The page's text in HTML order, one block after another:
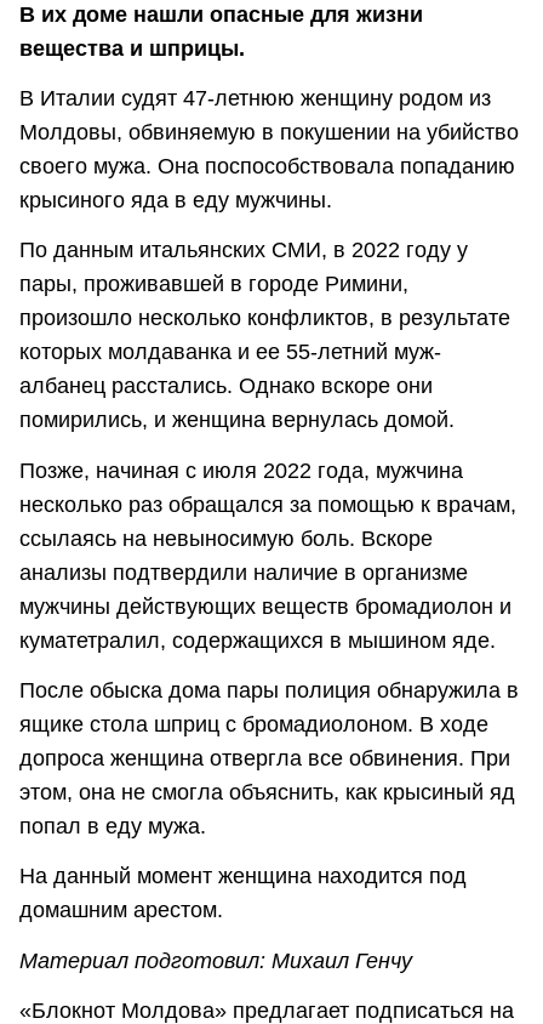
В их доме нашли опасные для жизни
вещества и шприцы.
В Италии судят 47-летнюю женщину родом из
Молдовы, обвиняемую в покушении на убийство
своего мужа. Она поспособствовала попаданию
крысиного яда в еду мужчины.
По данным итальянских СМИ, в 2022 году у
пары, проживавшей в городе Римини,
произошло несколько конфликтов, в результате
которых молдаванка и ее 55-летний муж-
албанец расстались. Однако вскоре они
помирились, и женщина вернулась домой.
Позже, начиная с июля 2022 года, мужчина
несколько раз обращался за помощью к врачам,
ссылаясь на невыносимую боль. Вскоре
анализы подтвердили наличие в организме
мужчины действующих веществ бромадиолон и
куматетралил, содержащихся в мышином яде.
После обыска дома пары полиция обнаружила в
ящике стола шприц с бромадиолоном. В ходе
допроса женщина отвергла все обвинения. При
этом, она не смогла объяснить, как крысиный яд
попал в еду мужа.
На данный момент женщина находится под
домашним арестом.
Материал подготовил: Михаил Генчу
«Блокнот Молдова» предлагает подписаться на